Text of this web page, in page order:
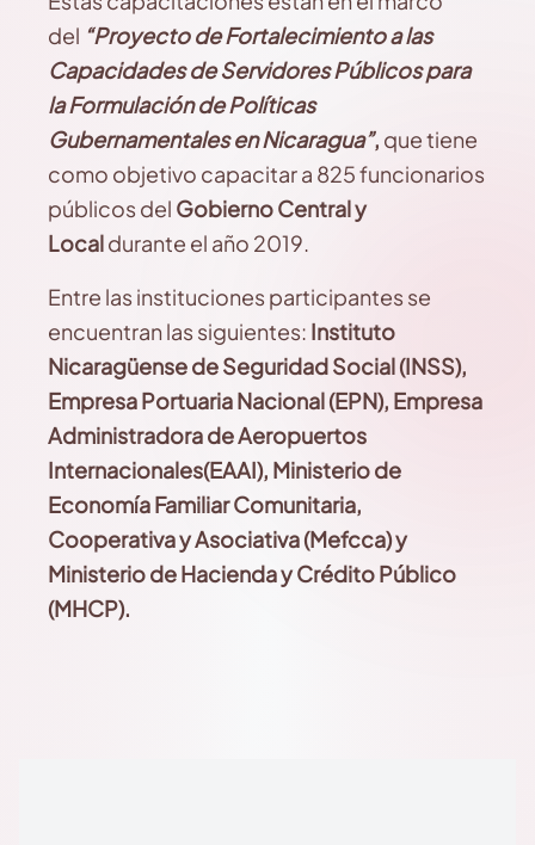
del “Proyecto de Fortalecimiento a las
Capacidades de Servidores Públicos para
la Formulación de Políticas
Gubernamentales en Nicaragua”, que tiene
como objetivo capacitar a 825 funcionarios
públicos del Gobierno Central y
Localdurante el año 2019.
Entre las instituciones participantes se
encuentran las siguientes: Instituto
Nicaragüense de Seguridad Social (INSS),
Empresa Portuaria Nacional (EPN), Empresa
Administradora de Aeropuertos
Internacionales(EAAI), Ministerio de
Economía Familiar Comunitaria,
Cooperativa y Asociativa (Mefcca) y
Ministerio de Hacienda y Crédito Público
(MHCP).